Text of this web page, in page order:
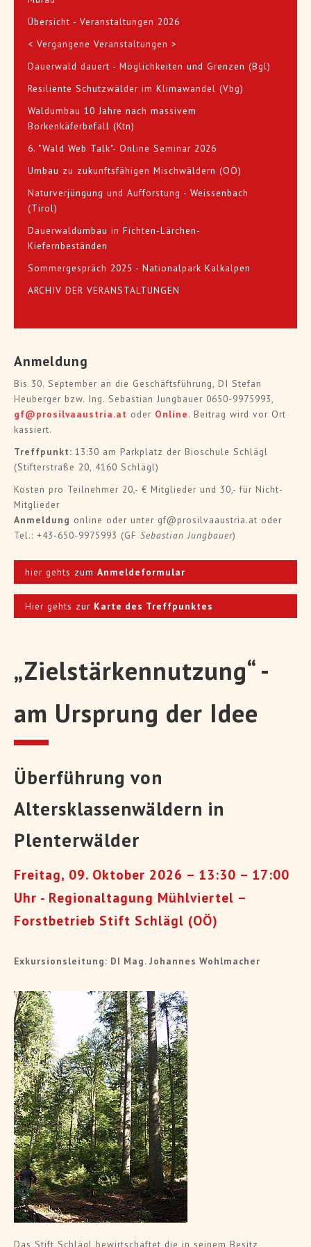
Übersicht - Veranstaltungen 2026
< Vergangene Veranstaltungen >
Dauerwald dauert - Möglichkeiten und Grenzen (Bgl)
Resiliente Schutzwälder im Klimawandel (Vbg)
Waldumbau 10 Jahre nach massivem
Borkenkäferbefall (Ktn)
6. "Wald Web Talk"- Online Seminar 2026
Umbau zu zukunftsfähigen Mischwäldern (OÖ)
Naturverjüngung und Aufforstung - Weissenbach
(Tirol)
Dauerwaldumbau in Fichten-Lärchen-
Kiefernbeständen
Sommergespräch 2025 - Nationalpark Kalkalpen
ARCHIV DER VERANSTALTUNGEN
Anmeldung
Bis 30. September an die Geschäftsführung, DI Stefan
Heuberger bzw. Ing. Sebastian Jungbauer 0650-9975993,
gf@prosilvaaustria.at oder Online. Beitrag wird vor Ort
kassiert.
Treffpunkt: 13:30 am Parkplatz der Bioschule Schlägl
(Stifterstraße 20, 4160 Schlägl)
Kosten pro Teilnehmer 20,- € Mitglieder und 30,- für Nicht-
Mitglieder
Anmeldung online oder unter gf@prosilvaaustria.at oder
Tel.: +43-650-9975993 (GF Sebastian Jungbauer)
hier gehts zum Anmeldeformular
Hier gehts zur Karte des Treffpunktes
„Zielstärkennutzung“ -
am Ursprung der Idee
Überführung von
Altersklassenwäldern in
Plenterwälder
Freitag, 09. Oktober 2026 – 13:30 – 17:00
Uhr - Regionaltagung Mühlviertel –
Forstbetrieb Stift Schlägl (OÖ)
Exkursionsleitung: DI Mag. Johannes Wohlmacher
Das Stift Schlägl bewirtschaftet die in seinem Besitz